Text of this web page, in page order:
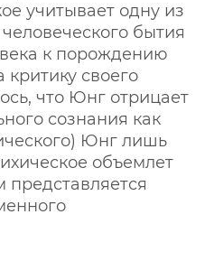
учитывает одну из
бытия
к порождению
критику своего
что Юнг отрицает
сознания как
Юнг лишь
объемлет
представляется